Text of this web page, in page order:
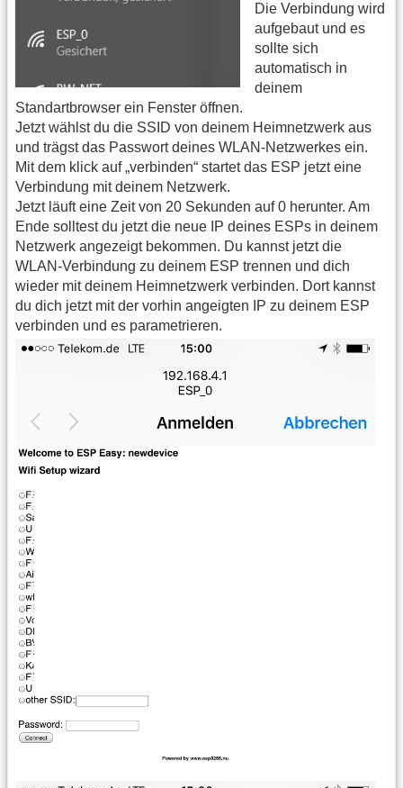
Die Verbindung wird
aufgebaut und es
sollte sich
automatisch in
deinem
Standartbrowser ein Fenster öffnen.
Jetzt wählst du die SSID von deinem Heimnetzwerk aus
und trägst das Passwort deines WLAN-Netzwerkes ein.
Mit dem klick auf „verbinden“ startet das ESP jetzt eine
Verbindung mit deinem Netzwerk.
Jetzt läuft eine Zeit von 20 Sekunden auf 0 herunter. Am
Ende solltest du jetzt die neue IP deines ESPs in deinem
Netzwerk angezeigt bekommen. Du kannst jetzt die
WLAN-Verbindung zu deinem ESP trennen und dich
wieder mit deinem Heimnetzwerk verbinden. Dort kannst
du dich jetzt mit der vorhin angeigten IP zu deinem ESP
verbinden und es parametrieren.